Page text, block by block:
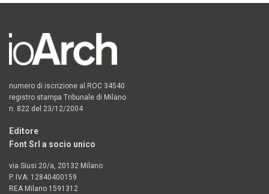
numero di iscrizione al ROC 34540
registro stampa Tribunale di Milano
n. 822 del 23/12/2004
Editore
Font Srl a socio unico
via Siusi 20/a, 20132 Milano
P. IVA: 12840400159
REA Milano 1591312